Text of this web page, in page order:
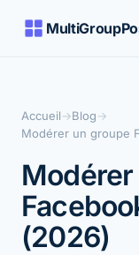
Accueil→Blog→
Modérer un groupe
(2026)